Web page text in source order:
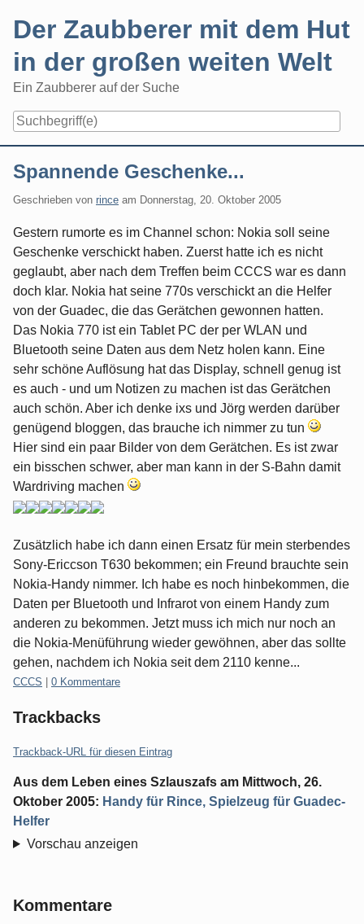
Der Zaubberer mit dem Hut
in der großen weiten Welt
Ein Zaubberer auf der Suche
Spannende Geschenke...
Geschrieben von rince am Donnerstag, 20. Oktober 2005
Gestern rumorte es im Channel schon: Nokia soll seine
Geschenke verschickt haben. Zuerst hatte ich es nicht
geglaubt, aber nach dem Treffen beim CCCS war es dann
doch klar. Nokia hat seine 770s verschickt an die Helfer
von der Guadec, die das Gerätchen gewonnen hatten.
Das Nokia 770 ist ein Tablet PC der per WLAN und
Bluetooth seine Daten aus dem Netz holen kann. Eine
sehr schöne Auflösung hat das Display, schnell genug ist
es auch - und um Notizen zu machen ist das Gerätchen
auch schön. Aber ich denke ixs und Jörg werden darüber
genügend bloggen, das brauche ich nimmer zu tun
Hier sind ein paar Bilder von dem Gerätchen. Es ist zwar
ein bisschen schwer, aber man kann in der S-Bahn damit
Wardriving machen
Zusätzlich habe ich dann einen Ersatz für mein sterbendes
Sony-Ericcson T630 bekommen; ein Freund brauchte sein
Nokia-Handy nimmer. Ich habe es noch hinbekommen, die
Daten per Bluetooth und Infrarot von einem Handy zum
anderen zu bekommen. Jetzt muss ich mich nur noch an
die Nokia-Menüführung wieder gewöhnen, aber das sollte
gehen, nachdem ich Nokia seit dem 2110 kenne...
Kategorien:
CCCS 0 Kommentare
Trackbacks
Trackback-URL für diesen Eintrag
Aus dem Leben eines Szlauszafs am Mittwoch, 26.
Oktober 2005: Handy für Rince, Spielzeug für Guadec-
Helfer
Vorschau anzeigen
Kommentare